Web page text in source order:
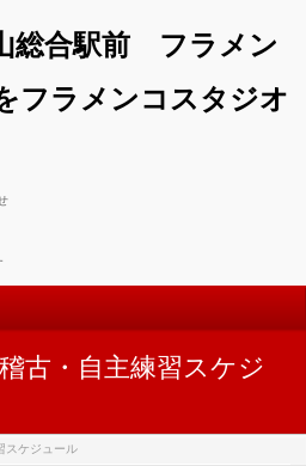
総合駅前 フラメン
フラメンコスタジオ
古・自主練習スケジ
スケジュール